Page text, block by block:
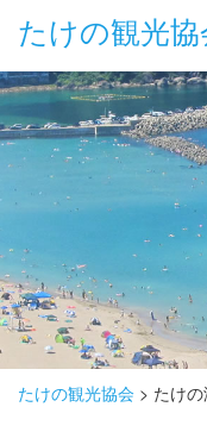
たけの観光協
“たけの” の魅力
過ごし方
みどころ
泊まる
おみやげ
たけの観光協会 > たけ